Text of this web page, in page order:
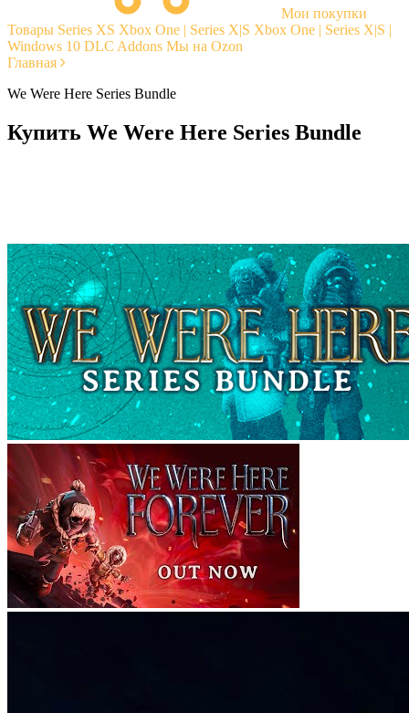
Мои покупки
Товары Series XS Xbox One | Series X|S Xbox One | Series X|S |
Windows 10 DLC Addons Мы на Ozon
Главная
We Were Here Series Bundle
Купить We Were Here Series Bundle